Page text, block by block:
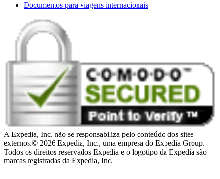
Documentos para viagens internacionais
A Expedia, Inc. não se responsabiliza pelo conteúdo dos sites
externos.© 2026 Expedia, Inc., uma empresa do Expedia Group.
Todos os direitos reservados Expedia e o logotipo da Expedia são
marcas registradas da Expedia, Inc.